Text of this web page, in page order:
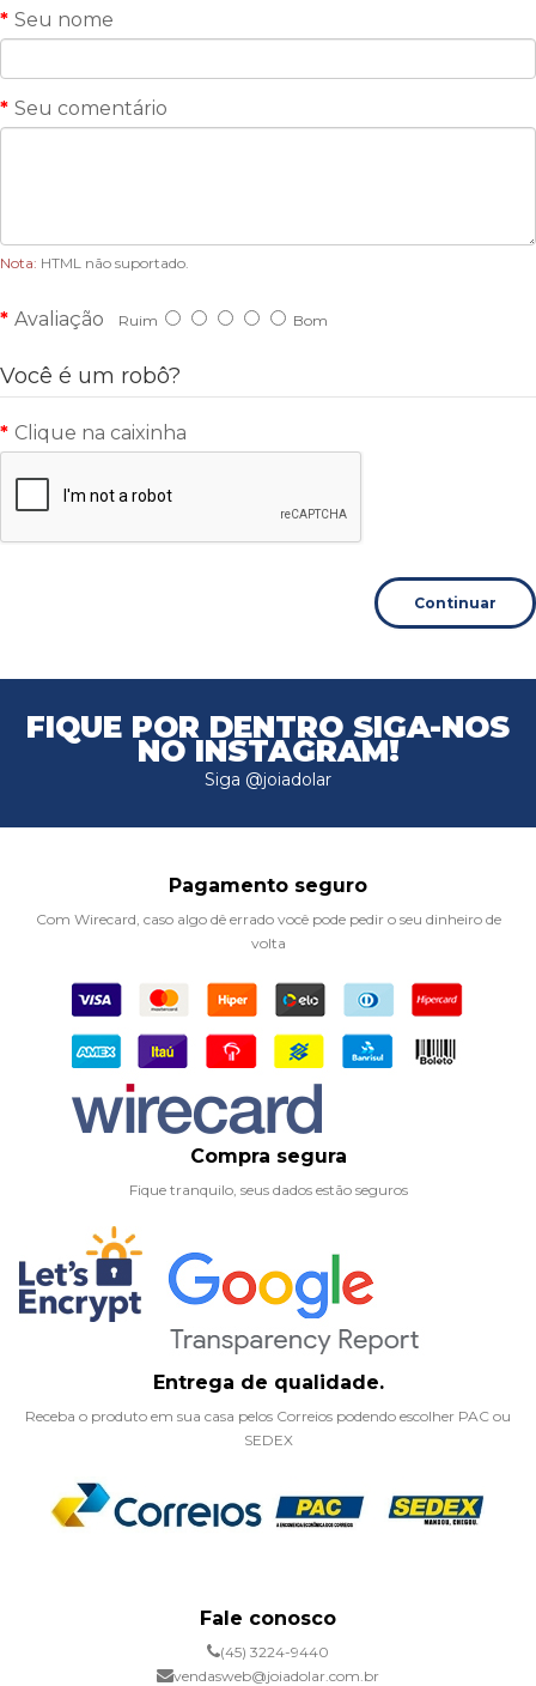
Seu nome
Seu comentário
Nota: HTML não suportado.
Avaliação Ruim Bom
Você é um robô?
Clique na caixinha
Continuar
FIQUE POR DENTRO SIGA-NOS
NO INSTAGRAM!
Siga @joiadolar
Pagamento seguro
Com Wirecard, caso algo dê errado você pode pedir o seu dinheiro de
volta
Compra segura
Fique tranquilo, seus dados estão seguros
Entrega de qualidade.
Receba o produto em sua casa pelos Correios podendo escolher PAC ou
SEDEX
Fale conosco
(45) 3224-9440
vendasweb@joiadolar.com.br